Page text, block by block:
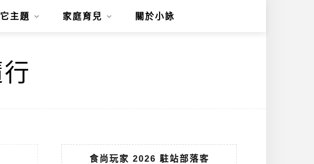
主題 家庭育兒 關於小詠
食尚玩家 2026 駐站部落客